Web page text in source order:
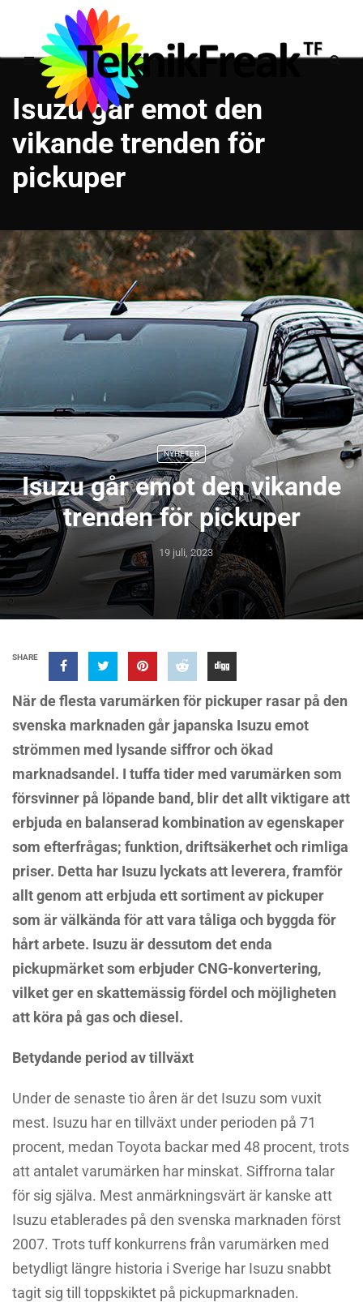
Isuzu går emot den
vikande trenden för
pickuper
NYHETER
Isuzu går emot den vikande
trenden för pickuper
19 juli, 2023
SHARE
När de flesta varumärken för pickuper rasar på den
svenska marknaden går japanska Isuzu emot
strömmen med lysande siffror och ökad
marknadsandel. I tuffa tider med varumärken som
försvinner på löpande band, blir det allt viktigare att
erbjuda en balanserad kombination av egenskaper
som efterfrågas; funktion, driftsäkerhet och rimliga
priser. Detta har Isuzu lyckats att leverera, framför
allt genom att erbjuda ett sortiment av pickuper
som är välkända för att vara tåliga och byggda för
hårt arbete. Isuzu är dessutom det enda
pickupmärket som erbjuder CNG-konvertering,
vilket ger en skattemässig fördel och möjligheten
att köra på gas och diesel.
Betydande period av tillväxt
Under de senaste tio åren är det Isuzu som vuxit
mest. Isuzu har en tillväxt under perioden på 71
procent, medan Toyota backar med 48 procent, trots
att antalet varumärken har minskat. Siffrorna talar
för sig själva. Mest anmärkningsvärt är kanske att
Isuzu etablerades på den svenska marknaden först
2007. Trots tuff konkurrens från varumärken med
betydligt längre historia i Sverige har Isuzu snabbt
tagit sig till toppskiktet på pickupmarknaden.